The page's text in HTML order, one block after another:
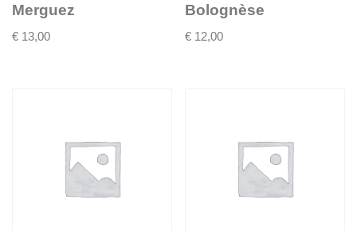
Merguez
€ 13,00
Bolognèse
€ 12,00